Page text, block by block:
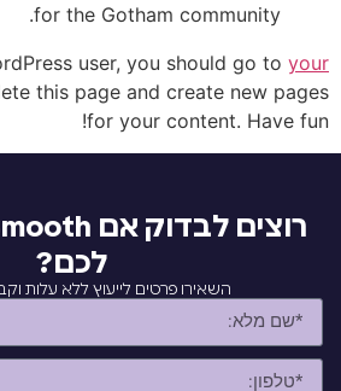
As a new
dashboardto
רוצים לבדוק אם iSmooth מתאים גם